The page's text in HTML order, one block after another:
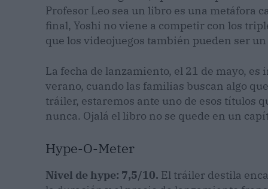
Profesor Leo sea un libro es una metáfora
final, Yoshi no viene a competir con los
que los videojuegos también pueden ser un
La fecha de lanzamiento, el 21 de mayo,
verano, cuando las familias buscan algo
tráiler, estaremos ante uno de esos títulos
nunca. Ojalá el libro no se quede en un
Hype-O-Meter
Nivel de hype: 7,5/10. El tráiler destila